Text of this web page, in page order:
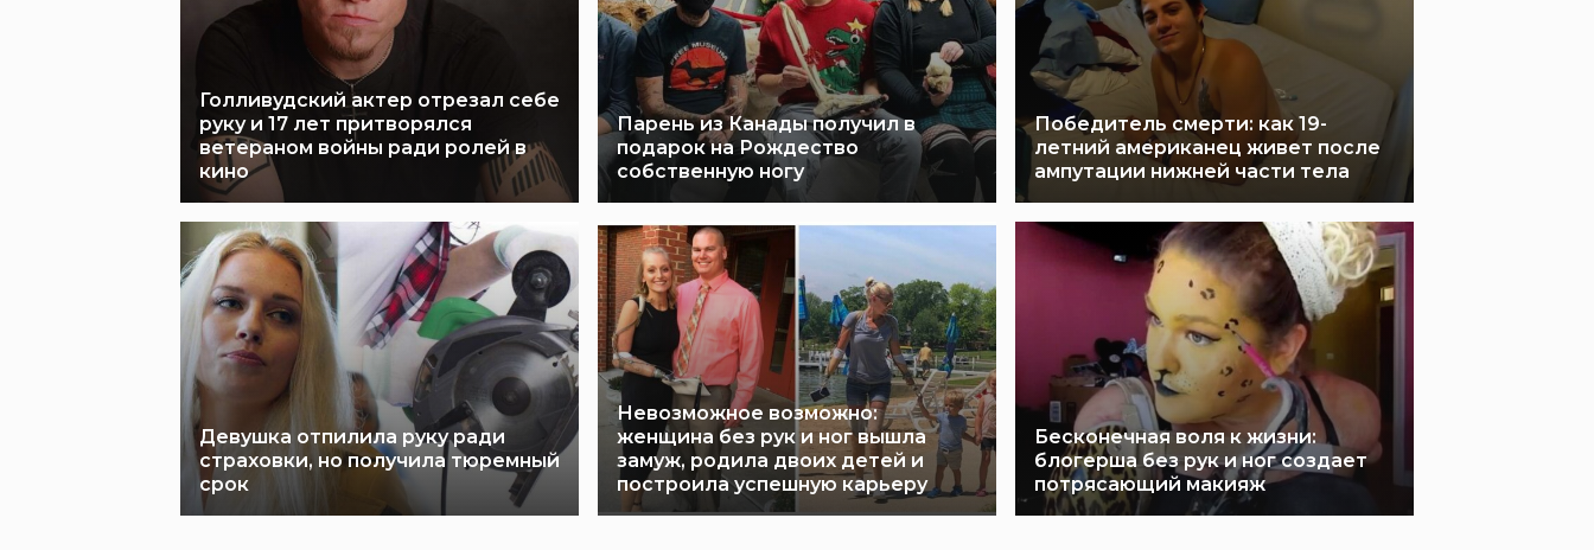
Голливудский актер отрезал себе
руку и 17 лет притворялся
ветераном войны ради ролей в
кино
Парень из Канады получил в
подарок на Рождество
собственную ногу
Победитель смерти: как 19-
летний американец живет после
ампутации нижней части тела
Девушка отпилила руку ради
страховки, но получила тюремный
срок
Невозможное возможно:
женщина без рук и ног вышла
замуж, родила двоих детей и
построила успешную карьеру
Бесконечная воля к жизни:
блогерша без рук и ног создает
потрясающий макияж